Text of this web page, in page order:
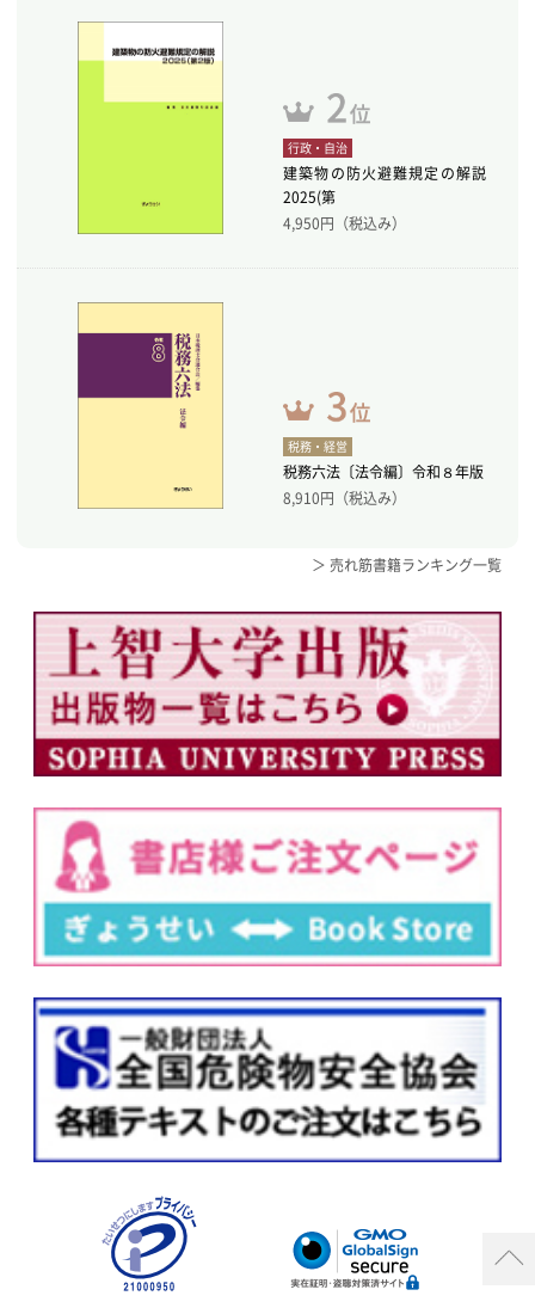
行政・自治
建築物の防火避難規定の解説
2025(第
4,950円（税込み）
税務・経営
税務六法〔法令編〕令和８年版
8,910円（税込み）
＞ 売れ筋書籍ランキング一覧